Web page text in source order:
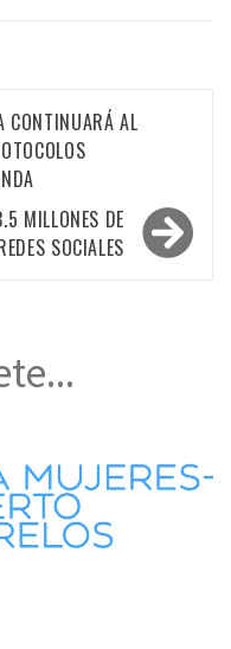
CONTINUARÁ AL
MILLONES DE
SOCIALES